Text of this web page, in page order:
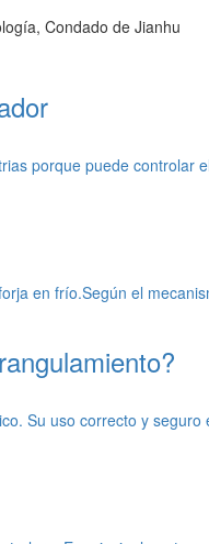
Condado de Jianhu
porque puede
en frío.Según el
Su uso correcto y